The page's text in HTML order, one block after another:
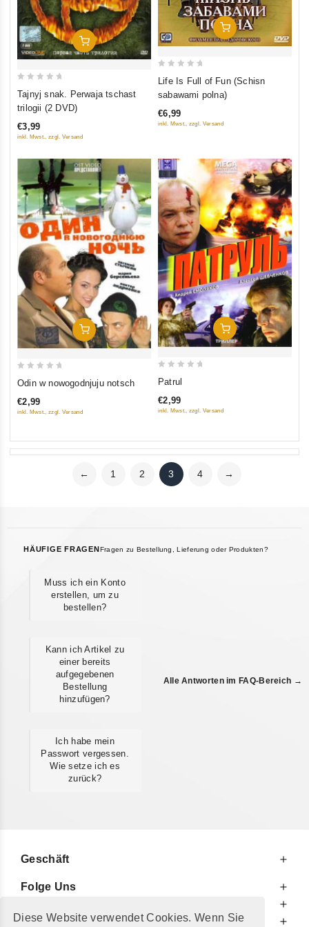
Diese Website verwendet Cookies. Wenn Sie
In Den Warenkorb
out
5
Tajnyj snak. Perwaja tschast
trilogii (2 DVD)
€3,99
inkl. Mwst., zzgl. Versand
In Den Warenkorb
5
Life Is Full of Fun (Schisn
sabawami polna)
€6,99
inkl. Mwst., zzgl. Versand
In Den Warenkorb
of
Odin w nowogodnjuju notsch
€2,99
inkl. Mwst., zzgl. Versand
In Den Warenkorb
of
Patrul
€2,99
inkl. Mwst., zzgl. Versand
← 1 2 3 4 →
HÄUFIGE FRAGEN Fragen zu Bestellung, Lieferung oder Produkten?
Muss ich ein Konto
erstellen, um zu
bestellen?
Kann ich Artikel zu
einer bereits
aufgegebenen
Bestellung
hinzufügen?
Ich habe mein
Passwort vergessen.
Wie setze ich es
zurück?
Alle Antworten im FAQ-Bereich →
Geschäft
Folge Uns
Zu Ihrer Information